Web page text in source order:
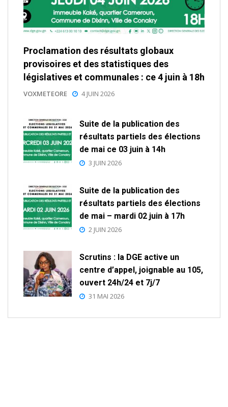
Proclamation des résultats globaux
provisoires et des statistiques des
législatives et communales : ce 4 juin à 18h
VOXMETEORE 4 JUIN 2026
Suite de la publication des
résultats partiels des élections
de mai ce 03 juin à 14h
3 JUIN 2026
Suite de la publication des
résultats partiels des élections
de mai – mardi 02 juin à 17h
2 JUIN 2026
Scrutins : la DGE active un
centre d’appel, joignable au 105,
ouvert 24h/24 et 7j/7
31 MAI 2026